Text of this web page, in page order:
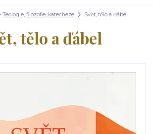
Teologie, filozofie, katecheze Svět, tělo a ďábel
tělo a ďábel